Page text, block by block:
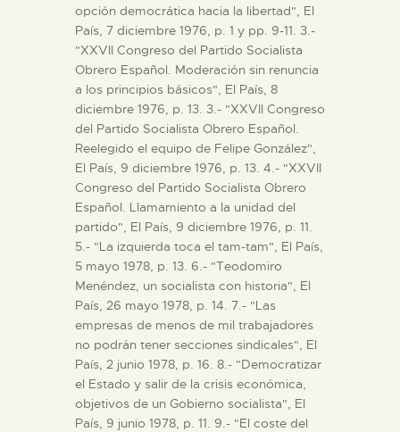
opción democrática hacia la libertad", El
País, 7 diciembre 1976, p. 1 y pp. 9-11. 3.-
"XXVII Congreso del Partido Socialista
Obrero Español. Moderación sin renuncia
a los principios básicos", El País, 8
diciembre 1976, p. 13. 3.- "XXVII Congreso
del Partido Socialista Obrero Español.
Reelegido el equipo de Felipe González",
El País, 9 diciembre 1976, p. 13. 4.- "XXVII
Congreso del Partido Socialista Obrero
Español. Llamamiento a la unidad del
partido", El País, 9 diciembre 1976, p. 11.
5.- "La izquierda toca el tam-tam", El País,
5 mayo 1978, p. 13. 6.- "Teodomiro
Menéndez, un socialista con historia", El
País, 26 mayo 1978, p. 14. 7.- "Las
empresas de menos de mil trabajadores
no podrán tener secciones sindicales", El
País, 2 junio 1978, p. 16. 8.- "Democratizar
el Estado y salir de la crisis económica,
objetivos de un Gobierno socialista", El
País, 9 junio 1978, p. 11. 9.- "El coste del